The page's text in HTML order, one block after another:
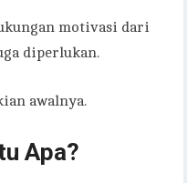
motivasi dari
diperlukan.
awalnya.
Apa?